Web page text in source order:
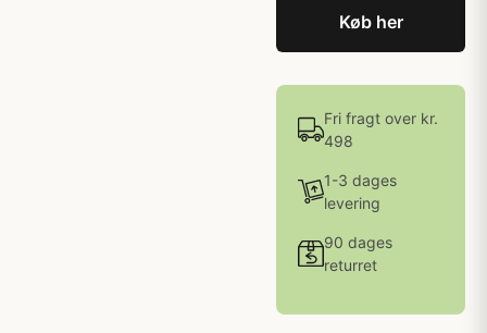
Køb her
Fri fragt over kr.
498
1-3 dages
levering
90 dages
returret